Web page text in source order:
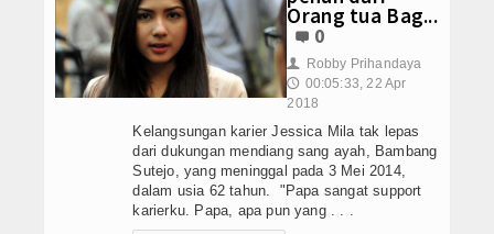
Download
Agenda
3 Cewek K-Pop Paling Hot Jalan Bersama
7 Efek Buruk dari Konsumsi Obat Tidur
ROBOT Kecil Cikal Bakal Transformer
Pentax Q-S1 Kamera Mirorless Style Retro
3 Cewek K-Pop Paling Hot Jalan Bersama
7 Efek Buruk dari Konsumsi Obat Tidur
ROBOT Kecil Cikal Bakal Transformer
Pentax Q-S1 Kamera Mirorless Style Retro
Orang tua Bag...
0
👤 Robby Prihandaya
🕔 00:05:33, 22 Apr
2018
Kelangsungan karier Jessica Mila tak lepas
dari dukungan mendiang sang ayah, Bambang
Sutejo, yang meninggal pada 3 Mei 2014,
dalam usia 62 tahun. "Papa sangat support
karierku. Papa, apa pun yang . . .